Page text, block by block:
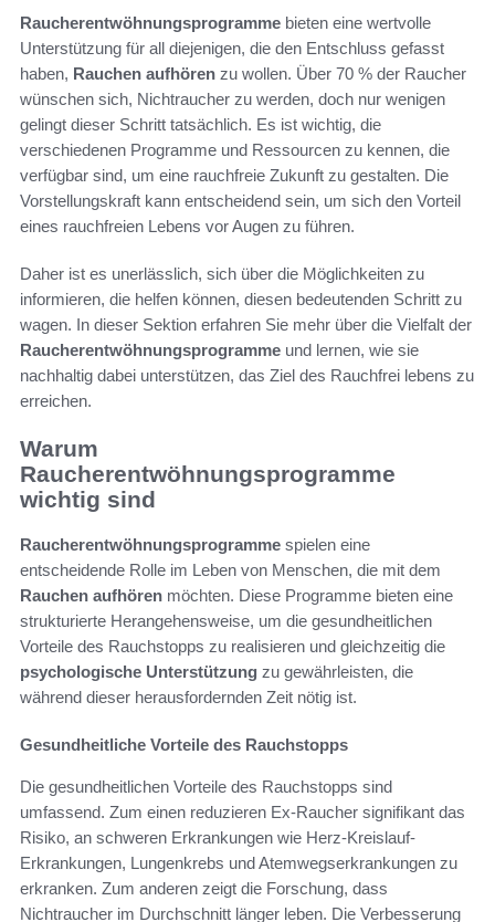
Raucherentwöhnungsprogramme bieten eine wertvolle
Unterstützung für all diejenigen, die den Entschluss gefasst
haben, Rauchen aufhören zu wollen. Über 70 % der Raucher
wünschen sich, Nichtraucher zu werden, doch nur wenigen
gelingt dieser Schritt tatsächlich. Es ist wichtig, die
verschiedenen Programme und Ressourcen zu kennen, die
verfügbar sind, um eine rauchfreie Zukunft zu gestalten. Die
Vorstellungskraft kann entscheidend sein, um sich den Vorteil
eines rauchfreien Lebens vor Augen zu führen.
Daher ist es unerlässlich, sich über die Möglichkeiten zu
informieren, die helfen können, diesen bedeutenden Schritt zu
wagen. In dieser Sektion erfahren Sie mehr über die Vielfalt der
Raucherentwöhnungsprogramme und lernen, wie sie
nachhaltig dabei unterstützen, das Ziel des Rauchfrei lebens zu
erreichen.
Warum
Raucherentwöhnungsprogramme
wichtig sind
Raucherentwöhnungsprogramme spielen eine
entscheidende Rolle im Leben von Menschen, die mit dem
Rauchen aufhören möchten. Diese Programme bieten eine
strukturierte Herangehensweise, um die gesundheitlichen
Vorteile des Rauchstopps zu realisieren und gleichzeitig die
psychologische Unterstützung zu gewährleisten, die
während dieser herausfordernden Zeit nötig ist.
Gesundheitliche Vorteile des Rauchstopps
Die gesundheitlichen Vorteile des Rauchstopps sind
umfassend. Zum einen reduzieren Ex-Raucher signifikant das
Risiko, an schweren Erkrankungen wie Herz-Kreislauf-
Erkrankungen, Lungenkrebs und Atemwegserkrankungen zu
erkranken. Zum anderen zeigt die Forschung, dass
Nichtraucher im Durchschnitt länger leben. Die Verbesserung